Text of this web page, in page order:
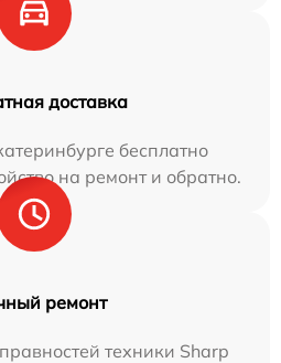
доставка
бесплатно
на ремонт и обратно.
ремонт
техники Sharp